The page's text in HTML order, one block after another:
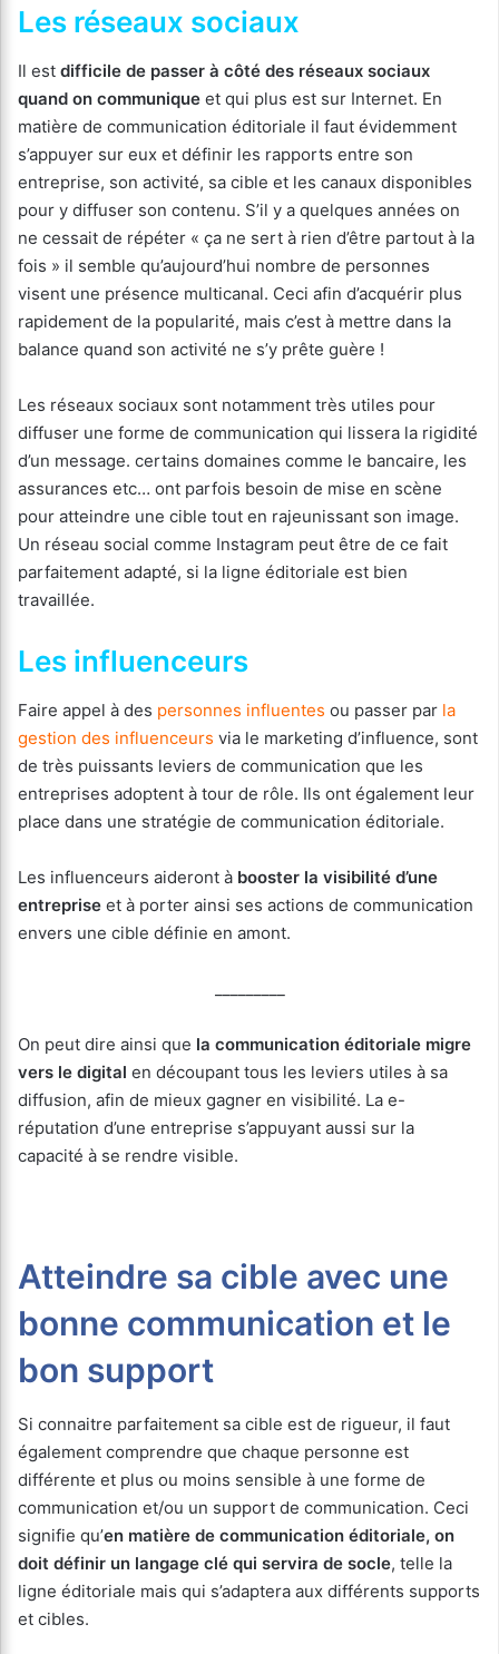
Les réseaux sociaux
Il est difficile de passer à côté des réseaux sociaux
quand on communique et qui plus est sur Internet. En
matière de communication éditoriale il faut évidemment
s’appuyer sur eux et définir les rapports entre son
entreprise, son activité, sa cible et les canaux disponibles
pour y diffuser son contenu. S’il y a quelques années on
ne cessait de répéter « ça ne sert à rien d’être partout à la
fois » il semble qu’aujourd’hui nombre de personnes
visent une présence multicanal. Ceci afin d’acquérir plus
rapidement de la popularité, mais c’est à mettre dans la
balance quand son activité ne s’y prête guère !
Les réseaux sociaux sont notamment très utiles pour
diffuser une forme de communication qui lissera la rigidité
d’un message. certains domaines comme le bancaire, les
assurances etc… ont parfois besoin de mise en scène
pour atteindre une cible tout en rajeunissant son image.
Un réseau social comme Instagram peut être de ce fait
parfaitement adapté, si la ligne éditoriale est bien
travaillée.
Les influenceurs
Faire appel à des personnes influentes ou passer par la
gestion des influenceurs via le marketing d’influence, sont
de très puissants leviers de communication que les
entreprises adoptent à tour de rôle. Ils ont également leur
place dans une stratégie de communication éditoriale.
Les influenceurs aideront à booster la visibilité d’une
entreprise et à porter ainsi ses actions de communication
envers une cible définie en amont.
On peut dire ainsi que la communication éditoriale migre
vers le digital en découpant tous les leviers utiles à sa
diffusion, afin de mieux gagner en visibilité. La e-
réputation d’une entreprise s’appuyant aussi sur la
capacité à se rendre visible.
Atteindre sa cible avec une
bonne communication et le
bon support
Si connaitre parfaitement sa cible est de rigueur, il faut
également comprendre que chaque personne est
différente et plus ou moins sensible à une forme de
communication et/ou un support de communication. Ceci
signifie qu’en matière de communication éditoriale, on
doit définir un langage clé qui servira de socle, telle la
ligne éditoriale mais qui s’adaptera aux différents supports
et cibles.